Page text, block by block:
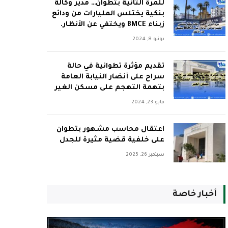
للمرة الثانية بتطوان… مدير وكالة
بنكية يختلس المليارات من ودائع
زبناء BMCE ويختفي عن الأنظار.
يونيو 8, 2024
تقديم مؤثرة تطوانية في حالة
سراح على أنضار النيابة العامة
بتهمة التهجم على مسكن الغير
مايو 23, 2024
اعتقال محاسب مشهور بتطوان
على خلفية قضية مثيرة للجدل
سبتمبر 26, 2025
أخبار خاصة